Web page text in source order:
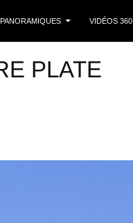
VIDÉOS 360
PLATE